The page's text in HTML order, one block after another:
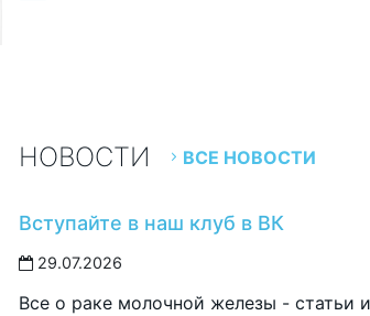
НОВОСТИ ВСЕ НОВОСТИ
Вступайте в наш клуб в ВК
29.07.2026
Все о раке молочной железы - статьи и